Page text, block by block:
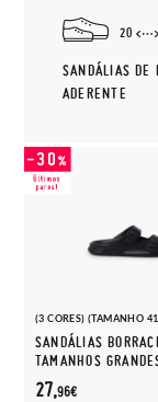
20
SANDÁLIAS DE
ADERENTE
(3 CORES) (TAMANHO
SANDÁLIAS
TAMANHOS
27,96€